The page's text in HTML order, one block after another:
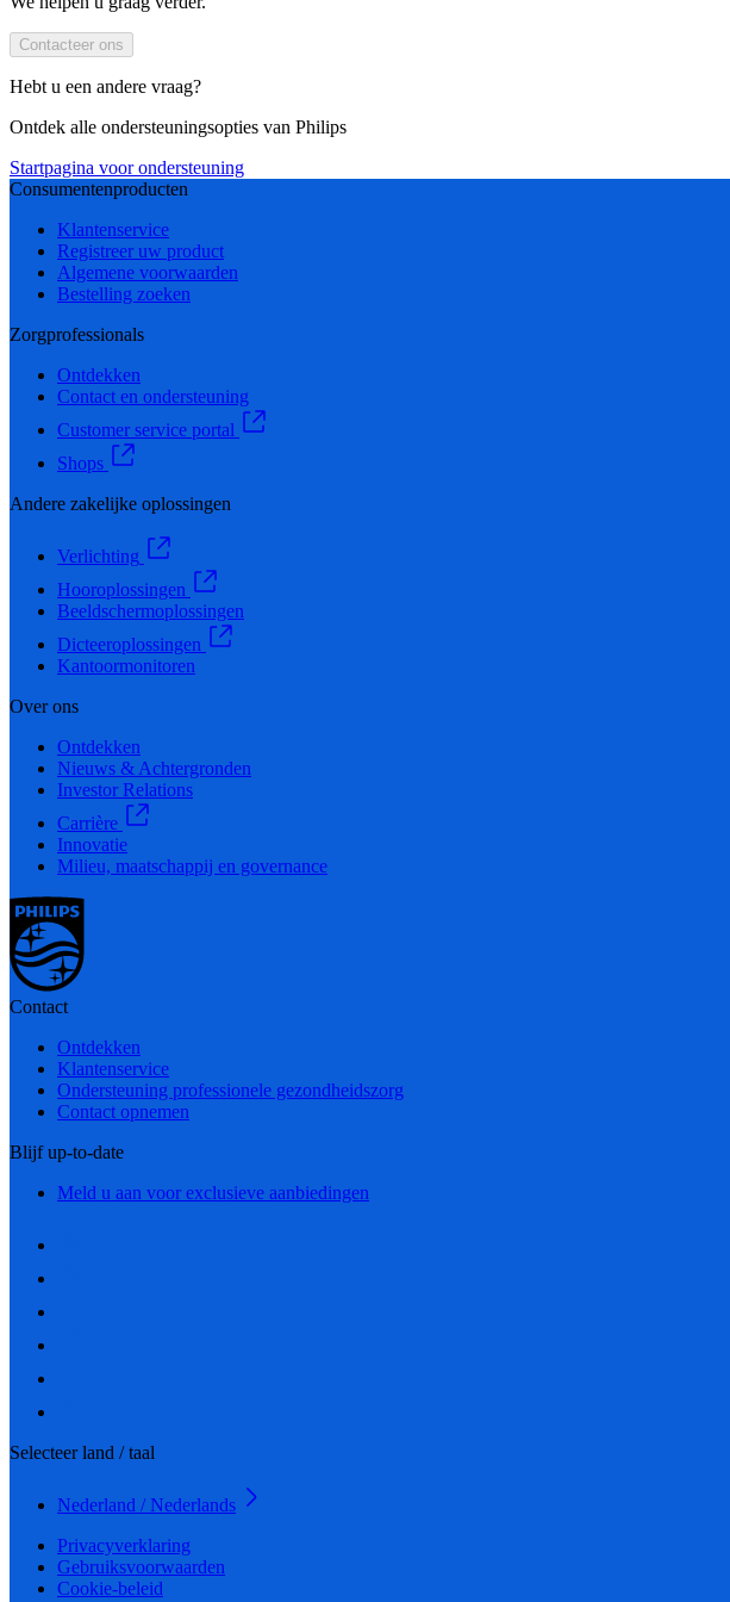
Contacteer ons
Hebt u een andere vraag?
Ontdek alle ondersteuningsopties van Philips
Startpagina voor ondersteuning
Consumentenproducten
Klantenservice
Registreer uw product
Algemene voorwaarden
Bestelling zoeken
Zorgprofessionals
Ontdekken
Contact en ondersteuning
Customer service portal
Shops
Andere zakelijke oplossingen
Verlichting
Hooroplossingen
Beeldschermoplossingen
Dicteeroplossingen
Kantoormonitoren
Over ons
Ontdekken
Nieuws & Achtergronden
Investor Relations
Carrière
Innovatie
Milieu, maatschappij en governance
Contact
Ontdekken
Klantenservice
Ondersteuning professionele gezondheidszorg
Contact opnemen
Blijf up-to-date
Meld u aan voor exclusieve aanbiedingen
Selecteer land / taal
Nederland / Nederlands
Privacyverklaring
Gebruiksvoorwaarden
Cookie-beleid